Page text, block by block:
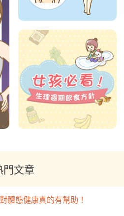
門文章
體態健康真的有幫助！